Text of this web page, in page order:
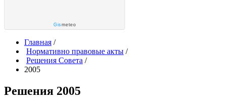
Gismeteo
Главная /
Нормативно правовые акты /
Решения Совета /
2005
Решения 2005